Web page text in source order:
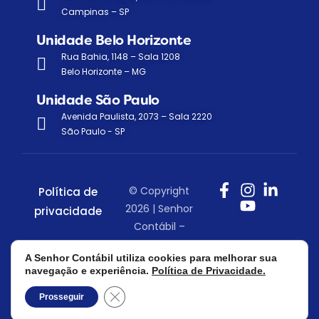
Campinas – SP
Unidade Belo Horizonte
Rua Bahia, 1148 – Sala 1208
Belo Horizonte – MG
Unidade São Paulo
Avenida Paulista, 2073 – Sala 2220
São Paulo - SP
Política de
privacidade
© Copyright
2026 | Senhor
Contábil –
Todos os
direitos
reservados.
A Senhor Contábil utiliza cookies para melhorar sua
navegação e experiência. Política de Privacidade.
Prosseguir Close GDPR Cookie Banner